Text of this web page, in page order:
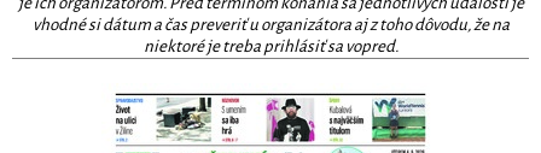
vhodné si dátum a čas preveriť u organizátora aj z toho dôvodu, že na
niektoré je treba prihlásiť sa vopred.